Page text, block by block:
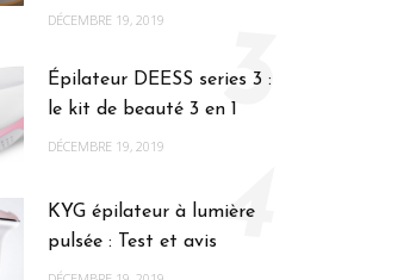
DÉCEMBRE 19, 2019
Épilateur DEESS series 3 :
le kit de beauté 3 en 1
DÉCEMBRE 19, 2019
3
KYG épilateur à lumière
pulsée : Test et avis4